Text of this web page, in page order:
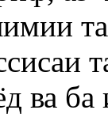
ва ба